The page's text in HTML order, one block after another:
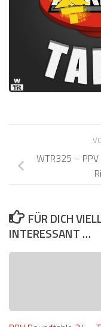
WTR325 –
FÜR DICH
INTERESSANT …